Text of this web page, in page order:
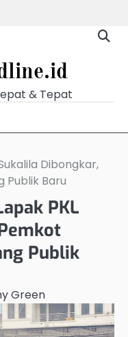
& Tepat
Dibongkar,
Publik Baru
PKL
Publik
Green